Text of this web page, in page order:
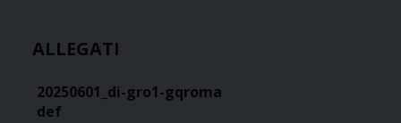
ALLEGATI
20250601_di-gro1-gqroma
def